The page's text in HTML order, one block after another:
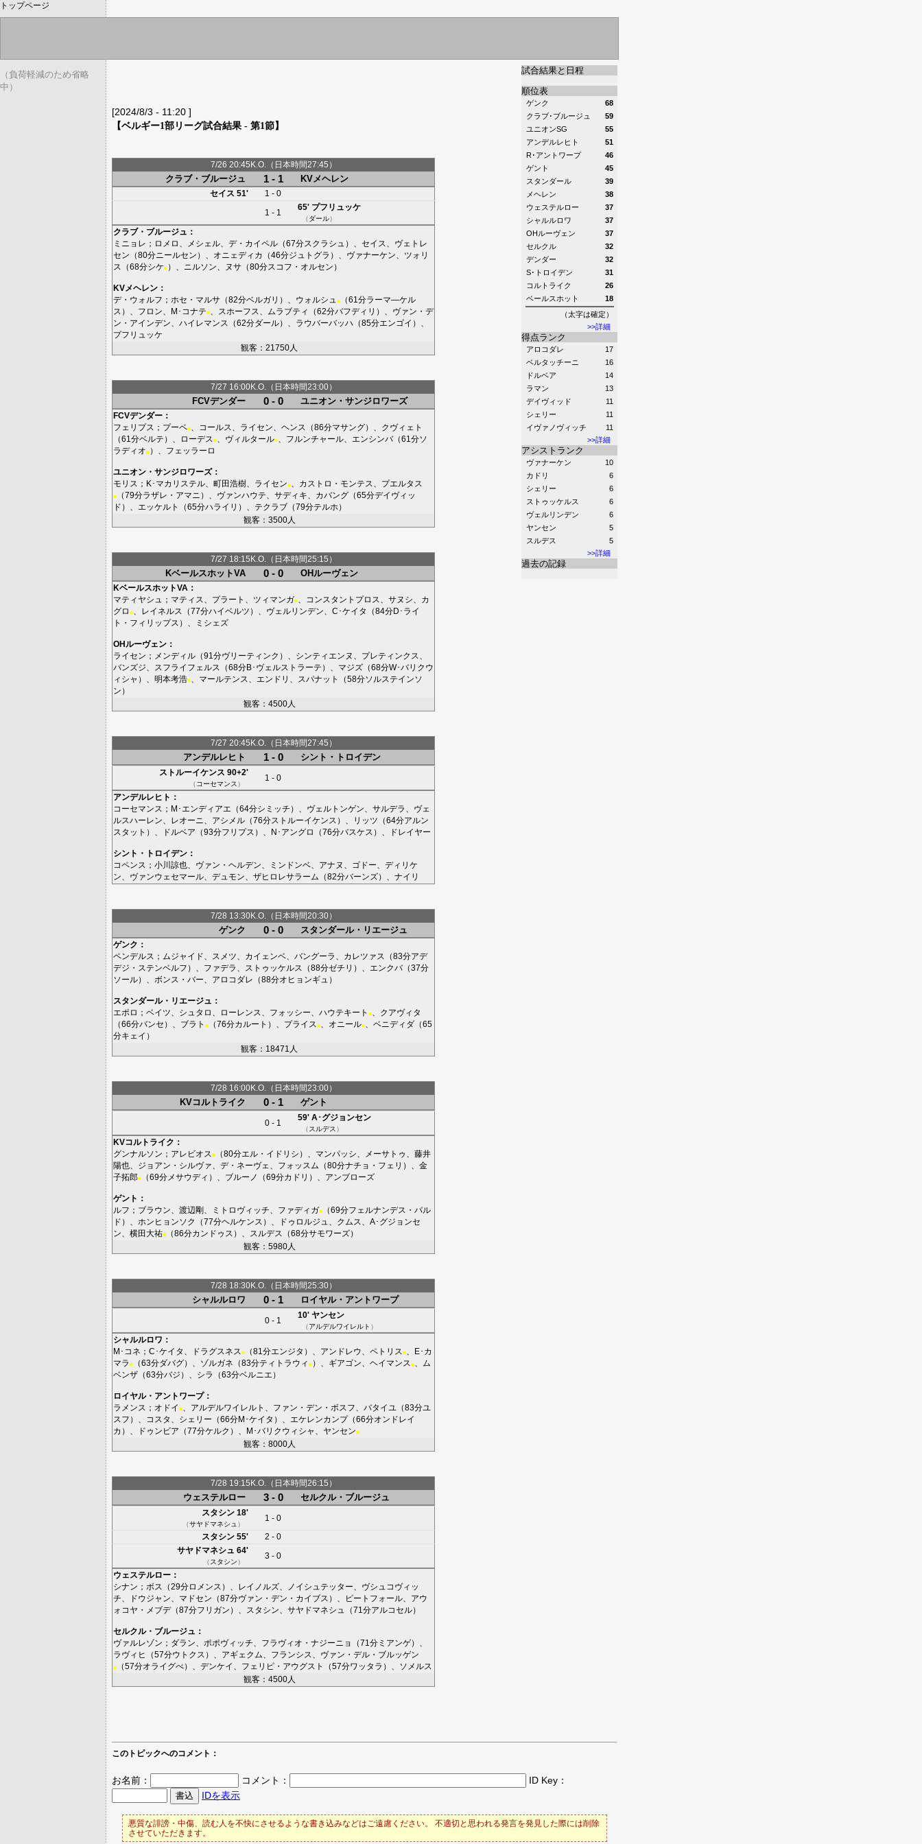
トップページ
（負荷軽減のため省略
中）
試合結果と日程
順位表
>>詳細
ゲンク
68
クラブ･ブルージュ
59
ユニオンSG
55
アンデルレヒト
51
R･アントワープ
46
ゲント
45
スタンダール
39
メヘレン
38
ウェステルロー
37
シャルルロワ
37
OHルーヴェン
37
セルクル
32
デンダー
32
S･トロイデン
31
コルトライク
26
ベールスホット
18
（太字は確定）
得点ランク
>>詳細
アロコダレ
17
ベルタッチーニ
16
ドルベア
14
ラマン
13
デイヴィッド
11
シェリー
11
イヴァノヴィッチ
11
アシストランク
>>詳細
ヴァナーケン
10
カドリ
6
シェリー
6
ストゥッケルス
6
ヴェルリンデン
6
ヤンセン
5
スルデス
5
過去の記録
[2024/8/3 - 11:20 ]
【ベルギー1部リーグ試合結果 - 第1節】
7/26 20:45K.O.（日本時間27:45）
クラブ・ブルージュ 1 - 1 KVメヘレン
セイス 51'
1 - 0
1 - 1
65' プフリュッケ
（ダール）
クラブ・ブルージュ ：
ミニョレ ； ロメロ メシェル デ・カイペル （67分スクラシュ ）、 セイス
ヴェトレ
セン （80分ニールセン ）、 オニェディカ （46分ジュトグラ ）、 ヴァナーケン
ツォリ
ス
（68分シケ■ ）、 ニルソン ヌサ （80分スコフ・オルセン ）
KVメヘレン ：
デ・ウォルフ ； ホセ・マルサ （82分ベルガリ ）、 ウォルシュ ■ （61分ラーマ―ケル
ス ）、 フロン M･コナテ■ スホーフス ムラブティ （62分バフディリ ）、 ヴァン・デ
ン・アインデン
ハイレマンス （62分ダール）、 ラウバーバッハ （85分エンゴイ ）、
プフリュッケ
観客：21750人
7/27 16:00K.O.（日本時間23:00）
FCVデンダー 0 - 0 ユニオン・サンジロワーズ
FCVデンダー ：
フェリプス ； プーペ■ コールス ライセン ヘンス （86分マサング）、 クヴィェト
（61分ベルテ ）、 ローデス ■ ヴィルタール■ フルンチャール エンシンバ（61分ソ
ラディオ■ ）、 フェッラーロ
ユニオン・サンジロワーズ：
モリス ； K･マカリステル 町田浩樹 ライセン■ カストロ・モンテス プエルタス
■ （79分ラザレ・アマニ ）、 ヴァンハウテ サディキ カバング （65分デイヴィッ
ド ）、 エッケルト （65分ハライリ ）、 テクラブ （79分テルホ ）
観客：3500人
7/27 18:15K.O.（日本時間25:15）
KベールスホットVA 0 - 0 OHルーヴェン
KベールスホットVA ：
マティヤシュ ； マティス プラート ツィマンガ■ コンスタントプロス サヌシ
カ
グロ ■ レイネルス （77分ハイベルツ ）、 ヴェルリンデン C･ケイタ （84分D･ライ
ト・フィリップス ）、 ミシェズ
OHルーヴェン ：
ライセン ； メンディル （91分ヴリーティンク ）、 シンティエンヌ プレティンクス
バンズジ
スフライフェルス （68分B･ヴェルストラーテ ）、 マジズ （68分W･バリクウ
ィシャ ）、 明本考浩■ マールテンス エンドリ スパナット （58分ソルステインソ
ン ）
観客：4500人
7/27 20:45K.O.（日本時間27:45）
アンデルレヒト 1 - 0 シント・トロイデン
ストルーイケンス 90+2'
（コーセマンス ）
1 - 0
アンデルレヒト ：
コーセマンス ； M･エンディアエ （64分シミッチ ）、 ヴェルトンゲン サルデラ
ヴェ
ルスハーレン
レオーニ アシメル （76分ストルーイケンス ）、 リッツ （64分アルン
スタット ）、 ドルベア （93分フリプス ）、 N･アングロ （76分バスケス ）、 ドレイヤー
シント・トロイデン ：
コペンス ； 小川諒也 ヴァン・ヘルデン ミンドンベ アナヌ ゴドー
ディリケ
ン
ヴァンウェセマール デュモン ザヒロレサラーム （82分バーンズ）、 ナイリ
7/28 13:30K.O.（日本時間20:30）
ゲンク 0 - 0 スタンダール・リエージュ
ゲンク ：
ペンデルス ； ムジャイド スメツ カイェンベ バングーラ カレツァス （83分アデ
デジ・ステンベルフ ）、 ファデラ ストゥッケルス （88分ゼチリ ）、 エンクバ（37分
ソール）、 ボンス・バー アロコダレ （88分オヒョンギュ ）
スタンダール・リエージュ ：
エポロ ； ベイツ シュタロ ローレンス フォッシー ハウテキート ■
クアヴィタ
（66分バンセ ）、 ブラト ■ （76分カルート ）、 プライス ■ オニール■ ベニディダ （65
分キェイ ）
観客：18471人
7/28 16:00K.O.（日本時間23:00）
KVコルトライク 0 - 1 ゲント
0 - 1
59' A･グジョンセン
（スルデス ）
KVコルトライク ：
グンナルソン ； アレビオス ■ （80分エル・イドリシ ）、 マンパッシ メーサトゥ
藤井
陽也
ジョアン・シルヴァ デ・ネーヴェ フォッスム （80分ナチョ・フェリ ）、 金
子拓郎■ （69分 メサウディ ）、 ブルーノ （69分カドリ ）、 アンブローズ
ゲント ：
ルフ ； ブラウン 渡辺剛 ミトロヴィッチ ファディガ■ （69分フェルナンデス・パル
ド ）、 ホンヒョンソク （77分ヘルケンス ）、 ドゥロルジュ クムス
A･グジョンセ
ン
横田大祐■ （86分カンドゥス ）、 スルデス （68分サモワーズ）
観客：5980人
7/28 18:30K.O.（日本時間25:30）
シャルルロワ 0 - 1 ロイヤル・アントワープ
0 - 1
10' ヤンセン
（アルデルワイレルト ）
シャルルロワ ：
M･コネ ； C･ケイタ ドラグスネス ■ （81分エンジタ ）、 アンドレウ ペトリス ■
E･カ
マラ ■ （63分ダバグ）、 ゾルガネ （83分ティトラウィ ■ ）、 ギアゴン ヘイマンス ■
ム
ベンザ （63分バジ ）、 シラ （63分ベルニエ ）
ロイヤル・アントワープ：
ラメンス ； オドイ ■ アルデルワイレルト ファン・デン・ボスフ バタイユ （83分ユ
スフ ）、 コスタ シェリー （66分M･ケイタ ）、 エケレンカンプ（66分オンドレイ
カ ）、 ドゥンビア （77分ケルク ）、 M･バリクウィシャ ヤンセン■
観客：8000人
7/28 19:15K.O.（日本時間26:15）
ウェステルロー 3 - 0 セルクル・ブルージュ
スタシン 18'
（サヤドマネシュ ）
1 - 0
スタシン 55'
2 - 0
サヤドマネシュ 64'
（スタシン）
3 - 0
ウェステルロー ：
シナン ； ボス （29分ロメンス ）、 レイノルズ ノイシュテッター
ヴシュコヴィッ
チ
ドウジャン マドセン （87分ヴァン・デン・カイブス ）、 ピートフォール
アウ
ォコヤ・メブデ（87分フリガン ）、 スタシン サヤドマネシュ （71分アルコセル）
セルクル・ブルージュ ：
ヴァルレゾン ； ダラン ポポヴィッチ フラヴィオ・ナジーニョ （71分 ミアンゲ）、
ラヴィヒ
（57分ウトクス ）、 アギェクム フランシス ヴァン・デル・ブルッゲン
■ （57分オライグべ）、 デンケイ フェリピ・アウグスト （57分ワッタラ ）、 ソメルス
観客：4500人
このトピックへのコメント：
お名前： コメント：
ID Key：
IDを表示
悪質な誹謗・中傷、読む人を不快にさせるような書き込みなどはご遠慮ください。 不適切と思われる発言を発見した際には削除
させていただきます。